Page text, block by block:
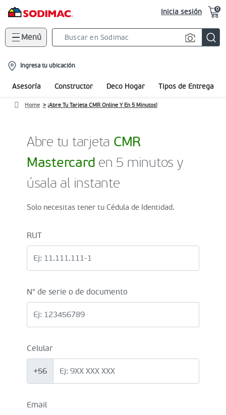
Inicia sesión 0
Menú
location-
icon
Ingresa tu ubicación
Asesoría Constructor Deco Hogar Tipos de Entrega
Home ¡Abre Tu Tarjeta CMR Online Y En 5 Minutos!
Abre tu tarjeta CMR
Mastercard en 5 minutos y
úsala al instante
Solo necesitas tener tu Cédula de Identidad.
RUT
N° de serie o de documento
Celular
+56
Email